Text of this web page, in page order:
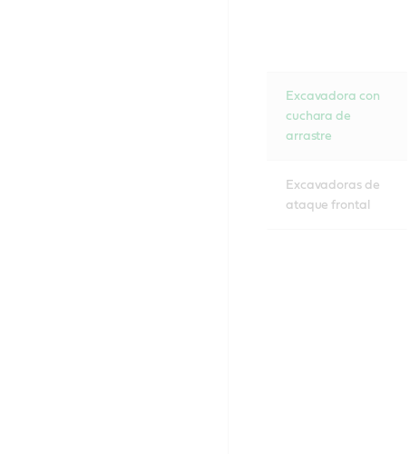
Excavadora con
cuchara de
arrastre
Excavadoras de
ataque frontal